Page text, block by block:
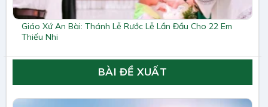
Giáo Xứ An Bài: Thánh Lễ Rước Lễ Lần Đầu Cho 22 Em
Thiếu Nhi
BÀI ĐỀ XUẤT